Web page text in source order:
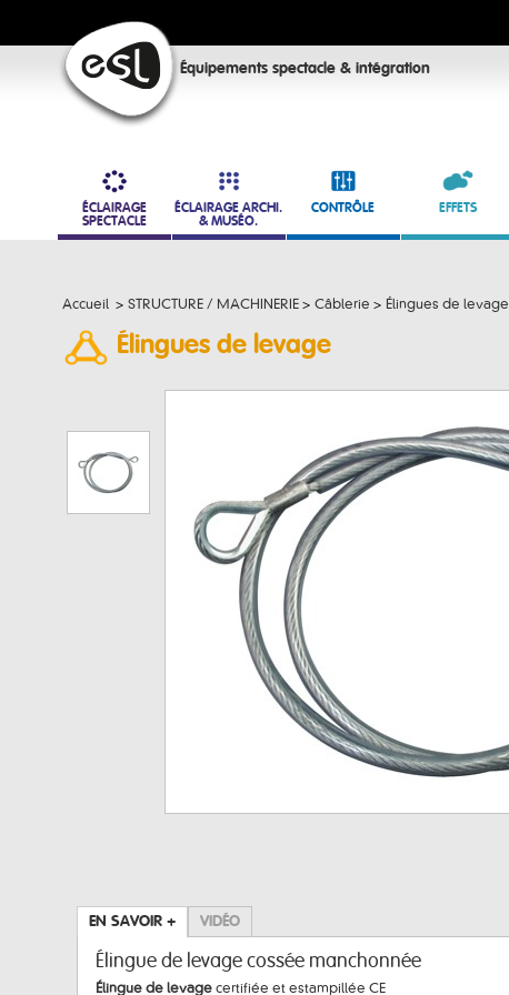
Équipements spectacle & intégration
ÉCLAIRAGE
SPECTACLE
ÉCLAIRAGE ARCHI.
& MUSÉO.
CONTRÔLE EFFETS
Accueil > STRUCTURE / MACHINERIE > Câblerie > Élingues de levage
Élingues de levage
EN SAVOIR + VIDÉO
Élingue de levage cossée manchonnée
Élingue de levage certifiée et estampillée CE